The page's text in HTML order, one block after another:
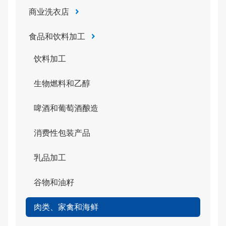
商业洗衣店
食品和饮料加工
饮料加工
生物燃料和乙醇
啤酒和葡萄酒酿造
消费性包装产品
乳品加工
谷物和油籽
肉类、家禽和海鲜